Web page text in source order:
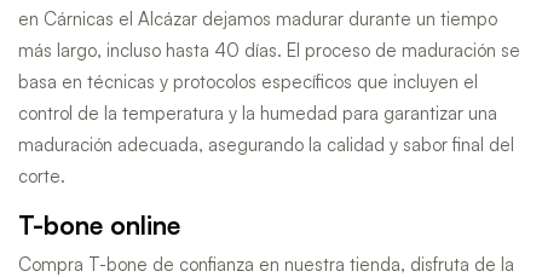
en Cárnicas el Alcázar dejamos madurar durante un tiempo
más largo, incluso hasta 40 días. El proceso de maduración se
basa en técnicas y protocolos específicos que incluyen el
control de la temperatura y la humedad para garantizar una
maduración adecuada, asegurando la calidad y sabor final del
corte.
T-bone online
Compra T-bone de confianza en nuestra tienda, disfruta de la